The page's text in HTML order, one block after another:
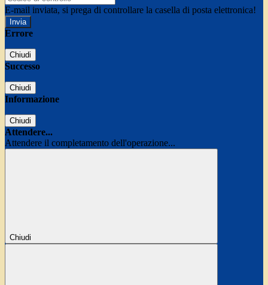
E-mail inviata, si prega di controllare la casella di posta elettronica!
Errore
Chiudi
Successo
Chiudi
Informazione
Chiudi
Attendere...
Attendere il completamento dell'operazione...
Chiudi